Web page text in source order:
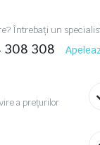
Întrebați un
308 308
a prețurilor